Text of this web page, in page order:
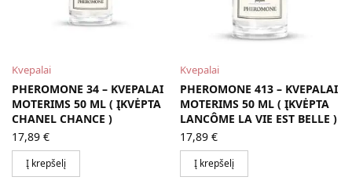
Kvepalai
PHEROMONE 34 – KVEPALAI
MOTERIMS 50 ML ( ĮKVĖPTA
CHANEL CHANCE )
17,89 €
Į krepšelį
Kvepalai
PHEROMONE 413 – KVEPALAI
MOTERIMS 50 ML ( ĮKVĖPTA
LANCÔME LA VIE EST BELLE )
17,89 €
Į krepšelį